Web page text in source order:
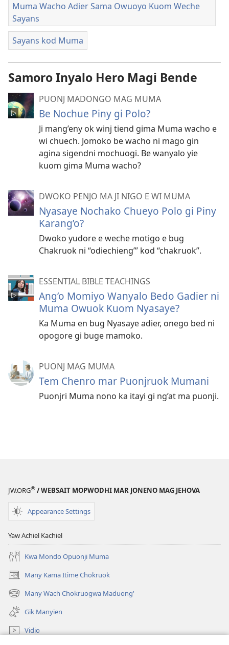
Muma Wacho Adier Sama Owuoyo Kuom Weche
Sayans
Sayans kod Muma
Samoro Inyalo Hero Magi Bende
PUONJ MADONGO MAG MUMA
Be Nochue Piny gi Polo?
Ji mang’eny ok winj tiend gima Muma wacho e
wi chuech. Jomoko be wacho ni mago gin
agina sigendni mochuogi. Be wanyalo yie
kuom gima Muma wacho?
DWOKO PENJO MA JI NIGO E WI MUMA
Nyasaye Nochako Chueyo Polo gi Piny
Karang’o?
Dwoko yudore e weche motigo e bug
Chakruok ni “odiechieng’” kod “chakruok”.
ESSENTIAL BIBLE TEACHINGS
Ang’o Momiyo Wanyalo Bedo Gadier ni
Muma Owuok Kuom Nyasaye?
Ka Muma en bug Nyasaye adier, onego bed ni
opogore gi buge mamoko.
PUONJ MAG MUMA
Tem Chenro mar Puonjruok Mumani
Puonjri Muma nono ka itayi gi ng’at ma puonji.
JW.ORG® / WEBSAIT MOPWODHI MAR JONENO MAG JEHOVA
Appearance Settings
Yaw Achiel Kachiel
Kwa Mondo Opuonji Muma
Many Kama Itime Chokruok
(opens
new
window)
Many Wach Chokruogwa Maduong'
(opens
new
window)
Gik Manyien
Vidio